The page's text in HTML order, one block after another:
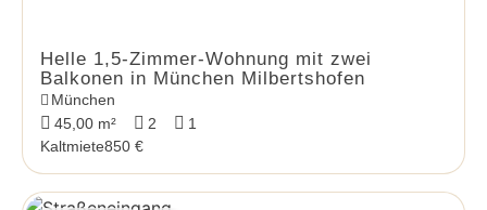
Helle 1,5-Zimmer-Wohnung mit zwei
Balkonen in München Milbertshofen
München
45,00 m²
2
1
Kaltmiete850 €